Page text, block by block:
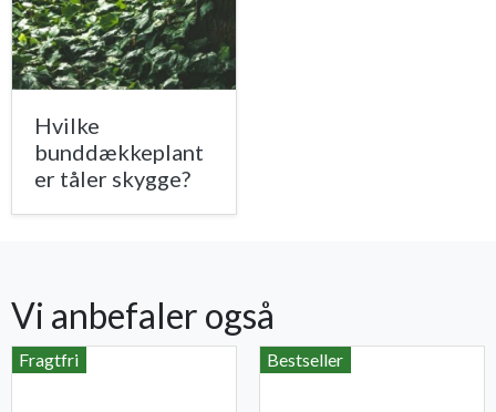
Hvilke
bunddækkeplant
er tåler skygge?
Vi anbefaler også
Fragtfri Bestseller